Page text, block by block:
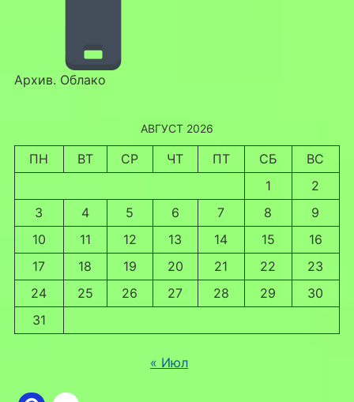
Архив. Облако
АВГУСТ 2026
ПН ВТ СР ЧТ ПТ СБ
ВС
1
2
3
4 5 6 7 8
9
10
11 12 13 14 15
16
17
18 19 20 21 22
23
24
25 26 27 28 29
30
31
« Июл